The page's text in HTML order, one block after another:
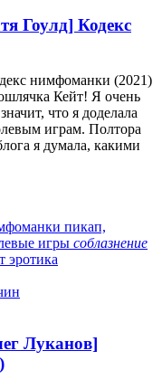
Гоулд] Кодекс
нимфоманки (2021)
Кейт! Я очень
что я доделала
играм. Полтора
я думала, какими
пикап,
игры соблазнение
эротика
Луканов]